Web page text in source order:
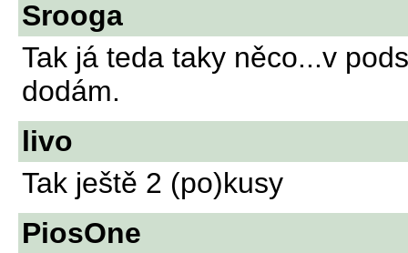
Srooga
Tak já teda taky něco...v
dodám.
livo
Tak ještě 2 (po)kusy
PiosOne